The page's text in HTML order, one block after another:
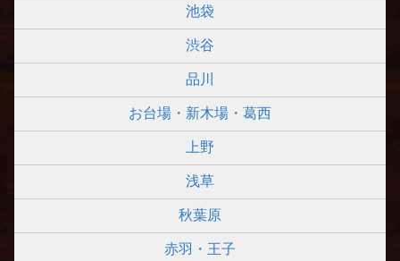
池袋
渋谷
品川
お台場・新木場・葛西
上野
浅草
秋葉原
赤羽・王子